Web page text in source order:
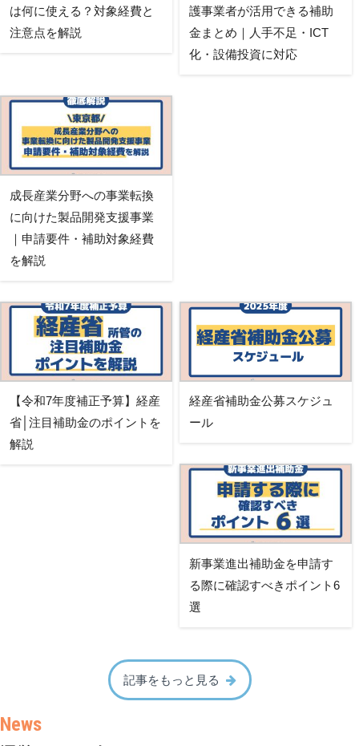
は何に使える？対象経費と
注意点を解説
護事業者が活用できる補助
金まとめ｜人手不足・ICT
化・設備投資に対応
成長産業分野への事業転換
に向けた製品開発支援事業
｜申請要件・補助対象経費
を解説
【令和7年度補正予算】経産
省│注目補助金のポイントを
解説
経産省補助金公募スケジュ
ール
新事業進出補助金を申請す
る際に確認すべきポイント6
選
記事をもっと見る